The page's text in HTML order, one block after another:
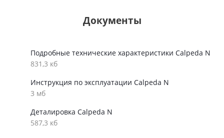
Документы
Подробные технические характеристики Calpeda N
831,3 кб
Инструкция по эксплуатации Calpeda N
3 мб
Деталировка Calpeda N
587,3 кб